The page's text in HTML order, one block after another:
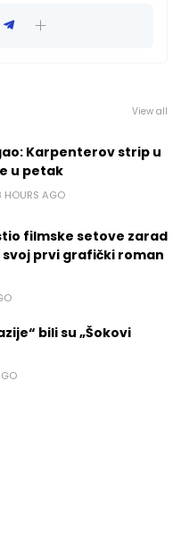
View all
Karpenterov strip u
u petak
HOURS AGO
filmske setove zarad
prvi grafički roman
bili su „Šokovi